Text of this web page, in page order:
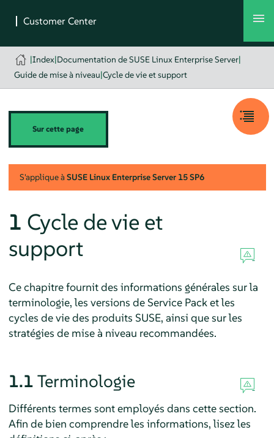
|Index|Documentation de SUSE Linux Enterprise Server|
Guide de mise à niveau|Cycle de vie et support
Sur cette page
S'applique àSUSE Linux Enterprise Server 15 SP6
1 Cycle de vie et
support
Ce chapitre fournit des informations générales sur la
terminologie, les versions de Service Pack et les
cycles de vie des produits SUSE, ainsi que sur les
stratégies de mise à niveau recommandées.
1.1 Terminologie
Différents termes sont employés dans cette section.
Afin de bien comprendre les informations, lisez les